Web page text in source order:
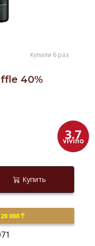
Купили 6 раз
40%
3.7
Купить
000 ₸